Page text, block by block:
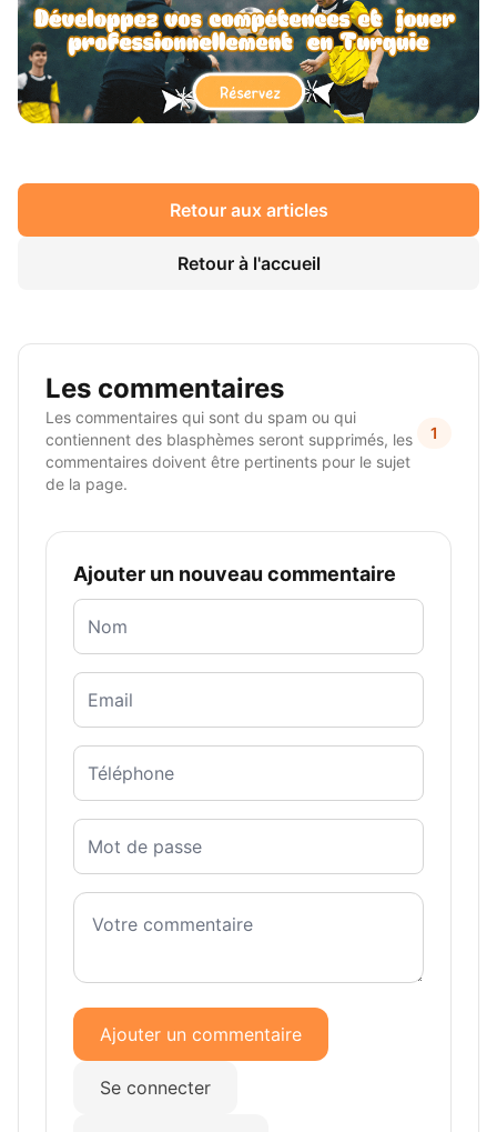
Retour aux articles
Retour à l'accueil
Les commentaires
Les commentaires qui sont du spam ou qui
contiennent des blasphèmes seront supprimés, les
commentaires doivent être pertinents pour le sujet
de la page.
1
Ajouter un nouveau commentaire
Ajouter un commentaire
Se connecter